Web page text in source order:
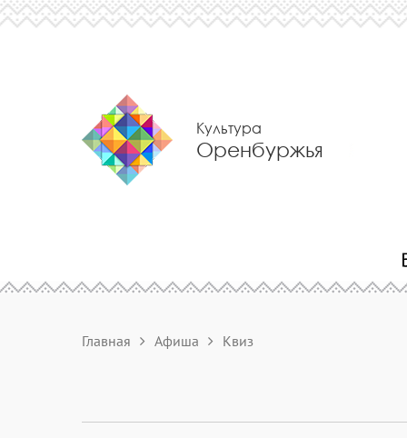
Культура
Оренбуржья
Главная Афиша Квиз